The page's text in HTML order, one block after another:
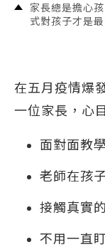
家長總是擔心
式對孩子才是最
在五月疫情爆
一位家長，心
面對面教
老師在孩
接觸真實
不用一直